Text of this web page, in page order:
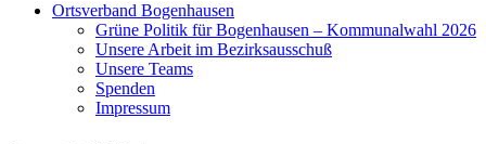
Ortsverband Bogenhausen
Grüne Politik für Bogenhausen – Kommunalwahl 2026
Unsere Arbeit im Bezirksausschuß
Unsere Teams
Spenden
Impressum